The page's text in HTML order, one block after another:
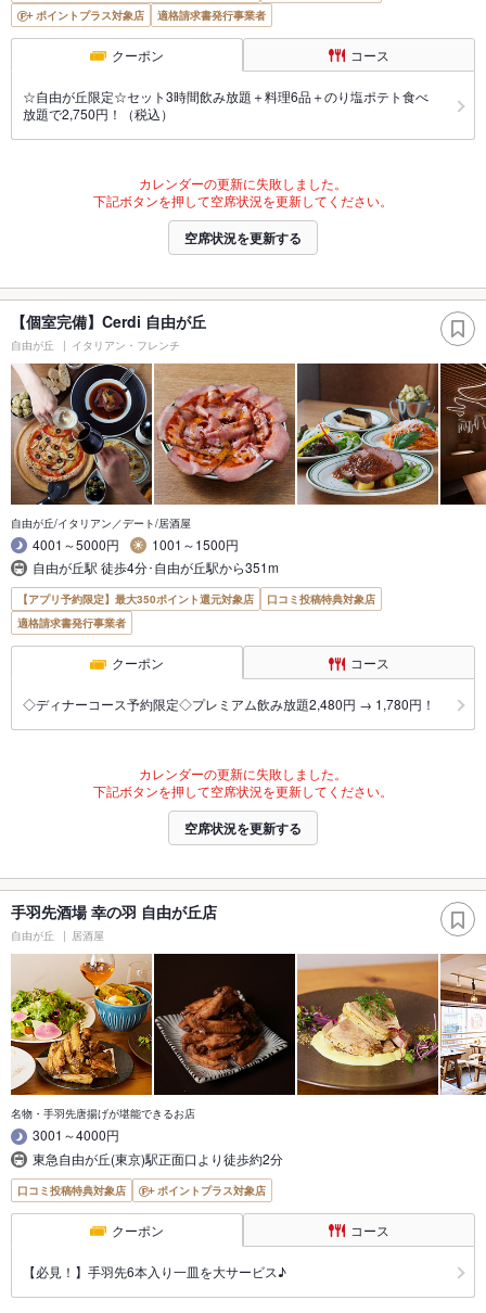
ポイントプラス対象店
適格請求書発行事業者
クーポン コース
☆自由が丘限定☆セット3時間飲み放題＋料理6品＋のり塩ポテト食べ
放題で2,750円！（税込）
カレンダーの更新に失敗しました。
下記ボタンを押して空席状況を更新してください。
空席状況を更新する
【個室完備】Cerdi 自由が丘
自由が丘 イタリアン・フレンチ
自由が丘/イタリアン／デート/居酒屋
4001～5000円
1001～1500円
自由が丘駅 徒歩4分･自由が丘駅から351m
【アプリ予約限定】最大350ポイント還元対象店
口コミ投稿特典対象店
適格請求書発行事業者
クーポン コース
◇ディナーコース予約限定◇プレミアム飲み放題2,480円 → 1,780円！
カレンダーの更新に失敗しました。
下記ボタンを押して空席状況を更新してください。
空席状況を更新する
手羽先酒場 幸の羽 自由が丘店
自由が丘 居酒屋
名物・手羽先唐揚げが堪能できるお店
3001～4000円
東急自由が丘(東京)駅正面口より徒歩約2分
口コミ投稿特典対象店 ポイントプラス対象店
クーポン コース
【必見！】手羽先6本入り一皿を大サービス♪